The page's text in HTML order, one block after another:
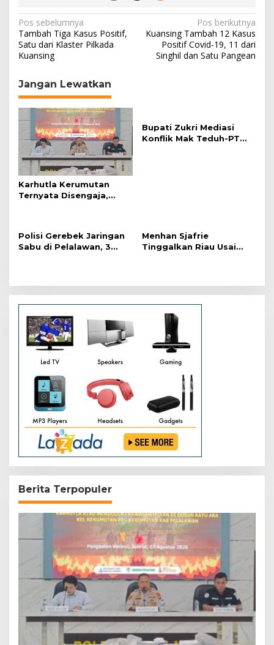
N
a
v
i
g
a
p
o
s
Pos sebelumnya
Tambah Tiga Kasus Positif,
Satu dari Klaster Pilkada
Kuansing
Pos berikutnya
Kuansing Tambah 12 Kasus
Positif Covid-19, 11 dari
Singhil dan Satu Pangean
Jangan Lewatkan
Karhutla Kerumutan
Ternyata Disengaja,
Bupati Zukri Mediasi
Konflik Mak Teduh-PT
Polisi Gerebek Jaringan
Sabu di Pelalawan, 3
Menhan Sjafrie
Tinggalkan Riau Usai
Berita Terpopuler